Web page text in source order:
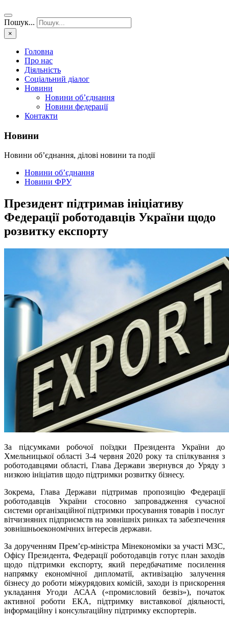
Пошук...
×
Головна
Про нас
Діяльність
Соціальний діалог
Новини
Новини об’єднання
Новини федерації
Контакти
Новини
Новини об’єднання, ділові новини та події
Новини об’єднання
Новини ФРУ
Президент підтримав ініціативу
Федерації роботодавців України щодо
розвитку експорту
За підсумками робочої поїздки Президента України до
Хмельницької області 3-4 червня 2020 року та спілкування з
роботодавцями області, Глава Держави звернувся до Уряду з
низкою ініціатив щодо підтримки розвитку бізнесу.
Зокрема, Глава Держави підтримав пропозицію Федерації
роботодавців України стосовно запровадження сучасної
системи організаційної підтримки просування товарів і послуг
вітчизняних підприємств на зовнішніх ринках та забезпечення
зовнішньоекономічних інтересів держави.
За дорученням Прем’єр-міністра Мінекономіки за участі МЗС,
Офісу Президента, Федерації роботодавців готує план заходів
щодо підтримки експорту, який передбачатиме посилення
напрямку економічної дипломатії, активізацію залучення
бізнесу до роботи міжурядових комісій, заходи із прискорення
укладання Угоди АСАА («промисловий безвіз»), початок
активної роботи ЕКА, підтримку виставкової діяльності,
інформаційну і консультаційну підтримку експортерів.